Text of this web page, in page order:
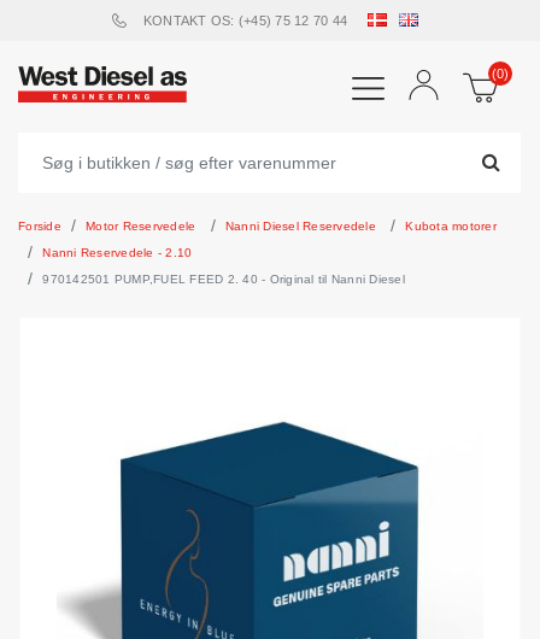
KONTAKT OS: (+45) 75 12 70 44
(0)
Forside Motor Reservedele Nanni Diesel Reservedele
Kubota motorer
Nanni Reservedele - 2.10
970142501 PUMP,FUEL FEED 2. 40 - Original til Nanni Diesel